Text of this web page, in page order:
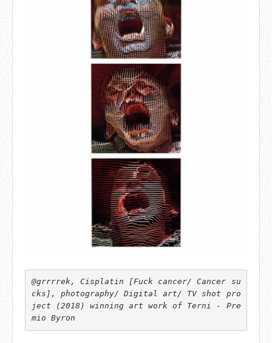
@grrrrek, Cisplatin [Fuck cancer/ Cancer su
cks], photography/ Digital art/ TV shot pro
ject (2018) winning art work of Terni - Pre
mio Byron